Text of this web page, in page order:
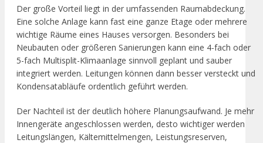
Der große Vorteil liegt in der umfassenden Raumabdeckung.
Eine solche Anlage kann fast eine ganze Etage oder mehrere
wichtige Räume eines Hauses versorgen. Besonders bei
Neubauten oder größeren Sanierungen kann eine 4-fach oder
5-fach Multisplit-Klimaanlage sinnvoll geplant und sauber
integriert werden. Leitungen können dann besser versteckt und
Kondensatabläufe ordentlich geführt werden.
Der Nachteil ist der deutlich höhere Planungsaufwand. Je mehr
Innengeräte angeschlossen werden, desto wichtiger werden
Leitungslängen, Kältemittelmengen, Leistungsreserven,